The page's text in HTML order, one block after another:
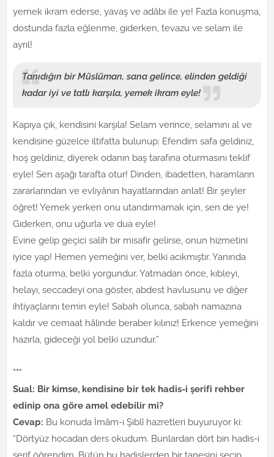
yemek ikram ederse, yavaş ve adâbı ile ye! Fazla konuşma,
dostunda fazla eğlenme, giderken, tevazu ve selam ile
ayrıl!
Tanıdığın bir Müslüman, sana gelince, elinden geldiği
kadar iyi ve tatlı karşıla, yemek ikram eyle!
Kapıya çık, kendisini karşıla! Selam verince, selamını al ve
kendisine güzelce iltifatta bulunup: Efendim safa geldiniz,
hoş geldiniz, diyerek odanın baş tarafına oturmasını teklif
eyle! Sen aşağı tarafta otur! Dinden, ibadetten, haramların
zararlarından ve evliyânın hayatlarından anlat! Bir şeyler
öğret! Yemek yerken onu utandırmamak için, sen de ye!
Giderken, onu uğurla ve dua eyle!
Evine gelip geçici salih bir misafir gelirse, onun hizmetini
iyice yap! Hemen yemeğini ver, belki acıkmıştır. Yanında
fazla oturma, belki yorgundur. Yatmadan önce, kıbleyi,
helayı, seccadeyi ona göster, abdest havlusunu ve diğer
ihtiyaçlarını temin eyle! Sabah olunca, sabah namazına
kaldır ve cemaat hâlinde beraber kılınız! Erkence yemeğini
hazırla, gideceği yol belki uzundur.”
***
Sual: Bir kimse, kendisine bir tek hadis-i şerifi rehber
edinip ona göre amel edebilir mi?
Cevap: Bu konuda İmâm-ı Şiblî hazretleri buyuruyor ki:
“Dörtyüz hocadan ders okudum. Bunlardan dört bin hadis-i